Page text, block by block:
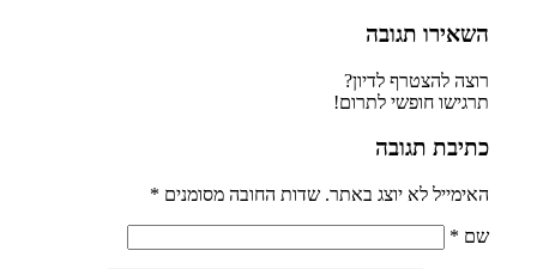
השאירו תגובה
רוצה להצטרף לדיון?
תרגישו חופשי לתרום!
כתיבת תגובה
האימייל לא יוצג באתר. שדות החובה מסומנים *
שם *